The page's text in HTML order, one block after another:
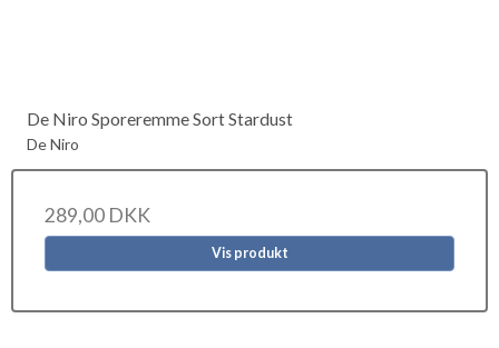
De Niro Sporeremme Sort Stardust
De Niro
289,00 DKK
Vis produkt